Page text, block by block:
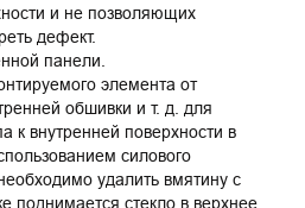
и не позволяющих
дефект.
панели.
элемента от
обшивки и т. д. для
к внутренней поверхности в
силового
удалить вмятину с
поднимается стекло в верхнее